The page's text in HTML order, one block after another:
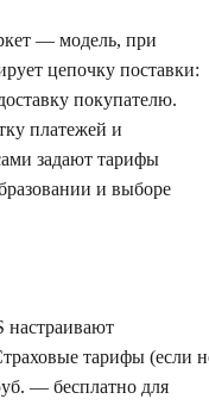
— модель, при
цепочку поставки:
покупателю.
платежей и
задают тарифы
и выборе
настраивают
тарифы (если
— бесплатно для